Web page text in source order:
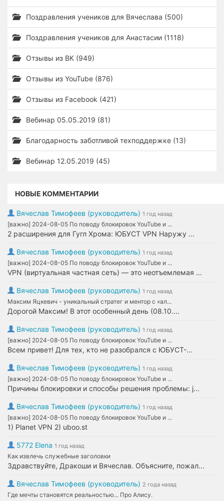
Поздравления учеников для Вячеслава (500)
Поздравления учеников для Анастасии (1118)
Отзывы из ВК (949)
Отзывы из YouTube (876)
Отзывы из Facebook (421)
Вебинар 05.05.2019 (81)
Благодарность заботливой техподдержке (13)
Вебинар 12.05.2019 (45)
НОВЫЕ КОММЕНТАРИИ
Вячеслав Тимофеев (руководитель) 1 год назад
[важно] 2024-08-05 По поводу блокировок YouTube и ...
2 расширения для Гугл Хрома: ЮБУСТ VPN Наружу ...
Вячеслав Тимофеев (руководитель) 1 год назад
[важно] 2024-08-05 По поводу блокировок YouTube и ...
VPN (виртуальная частная сеть) — это неотъемлемая ...
Вячеслав Тимофеев (руководитель) 1 год назад
Максим Яцкевич - уникальный стратег и ментор с «ал...
Дорогой Максим! В этот особенный день (08.10....
Вячеслав Тимофеев (руководитель) 1 год назад
[важно] 2024-08-05 По поводу блокировок YouTube и ...
Всем привет! Для тех, кто не разобрался с ЮБУСТ-...
Вячеслав Тимофеев (руководитель) 1 год назад
[важно] 2024-08-05 По поводу блокировок YouTube и ...
Причины блокировки и способы решения проблемы: j...
Вячеслав Тимофеев (руководитель) 1 год назад
[важно] 2024-08-05 По поводу блокировок YouTube и ...
1) Planet VPN 2) uboo.st
5772 Elena 1 год назад
Как извлечь служебные заголовки
Здравствуйте, Дракоши и Вячеслав. Объясните, пожал...
Вячеслав Тимофеев (руководитель) 2 года назад
Где мечты становятся реальностью... Про Алису.